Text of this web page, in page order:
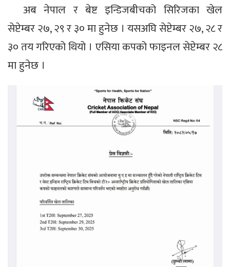
अब नेपाल र बेष्ट इन्डिजबीचको सिरिजका खेल
सेप्टेम्बर २७, २९ र ३० मा हुनेछ । यसअघि सेप्टेम्बर २७, २८ र
३० तय गरिएको थियो । एसिया कपको फाइनल सेप्टेम्बर २८
मा हुनेछ ।